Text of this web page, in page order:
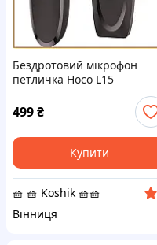
Бездротовий мікрофон
петличка Hoco L15
Lightning для запису блогів
та інтерв'ю на телефони
Apple ОПТ
499₴
Купити
🧺 🧺 Koshik 🧺🧺
Вінниця